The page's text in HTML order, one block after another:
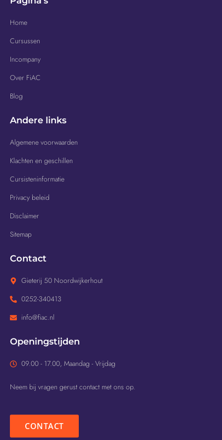
Home
Cursussen
Incompany
Over FiAC
Blog
Andere links
Algemene voorwaarden
Klachten en geschillen
Cursisteninformatie
Privacy beleid
Disclaimer
Sitemap
Contact
Gieterij 50 Noordwijkerhout
0252-340413
info@fiac.nl
Openingstijden
09.00 - 17.00, Maandag - Vrijdag
Neem bij vragen gerust contact met ons op.
CONTACT